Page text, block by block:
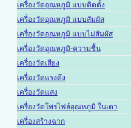
เครื่องวัดอุณหภูมิ แบบติดตั้ง
เครื่องวัดอุณหภูมิ แบบสัมผัส
เครื่องวัดอุณหภูมิ แบบไม่สัมผัส
เครื่องวัดอุณหภูมิ-ความชื้น
เครื่องวัดเสียง
เครื่องวัดแรงดึง
เครื่องวัดแสง
เครื่องวัดโพรไฟล์อุณหภูมิ ในเตา
เครื่องสร้างฉาก